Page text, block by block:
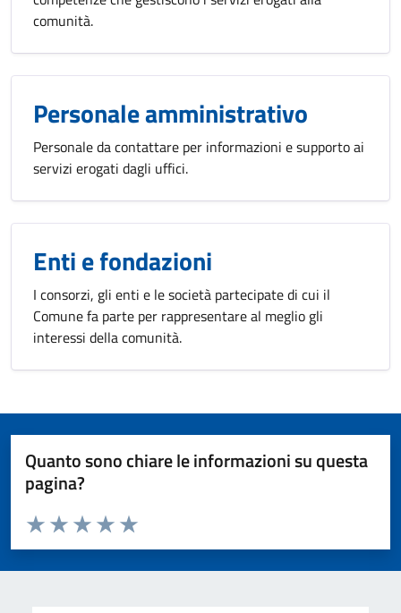
comunità.
Personale amministrativo
Personale da contattare per informazioni e supporto ai
servizi erogati dagli uffici.
Enti e fondazioni
I consorzi, gli enti e le società partecipate di cui il
Comune fa parte per rappresentare al meglio gli
interessi della comunità.
Quanto sono chiare le informazioni su questa
pagina?
Valuta da 1 a 5 stelle la pagina
Valuta 5 stelle su 5
Valuta 4 stelle su 5
Valuta 3 stelle su 5
Valuta 2 stelle su 5
Valuta 1 stelle su 5